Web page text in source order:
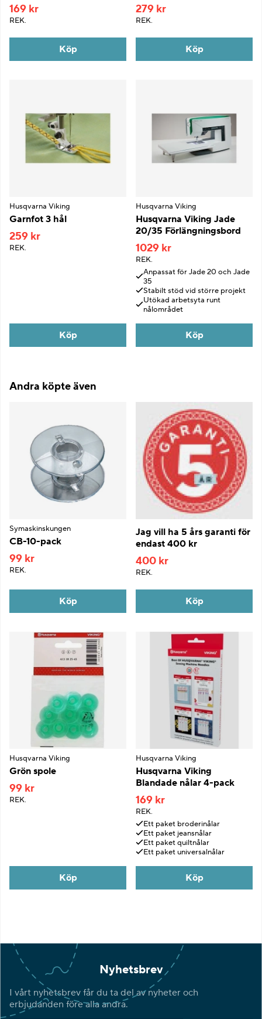
169 kr
REK.
Köp
279 kr
REK.
Köp
Husqvarna Viking
Garnfot 3 hål
259 kr
REK.
Köp
Husqvarna Viking
Husqvarna Viking Jade
20/35 Förlängningsbord
1029 kr
REK.
Anpassat för Jade 20 och Jade
35
Stabilt stöd vid större projekt
Utökad arbetsyta runt
nålområdet
Köp
Andra köpte även
Symaskinskungen
CB-10-pack
99 kr
REK.
Köp
Jag vill ha 5 års garanti för
endast 400 kr
400 kr
REK.
Köp
Husqvarna Viking
Grön spole
99 kr
REK.
Köp
Husqvarna Viking
Husqvarna Viking
Blandade nålar 4-pack
169 kr
REK.
Ett paket broderinålar
Ett paket jeansnålar
Ett paket quiltnålar
Ett paket universalnålar
Köp
Nyhetsbrev
I vårt nyhetsbrev får du ta del av nyheter och
erbjudanden före alla andra.